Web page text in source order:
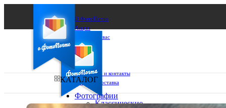
О ФотоПочте
Акции
Сделаем за вас
Бизнесу
FAQ
Франшиза
Поддержка и контакты
Оплата и доставка
КАТАЛОГ
Фотографии
Классические